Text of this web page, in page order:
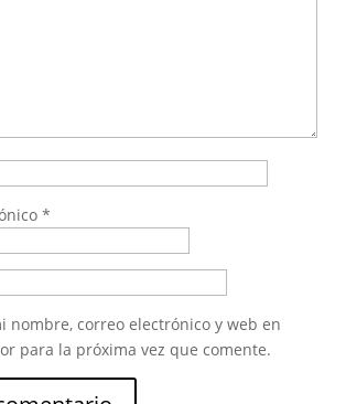
*
nombre, correo electrónico y web en
para la próxima vez que comente.